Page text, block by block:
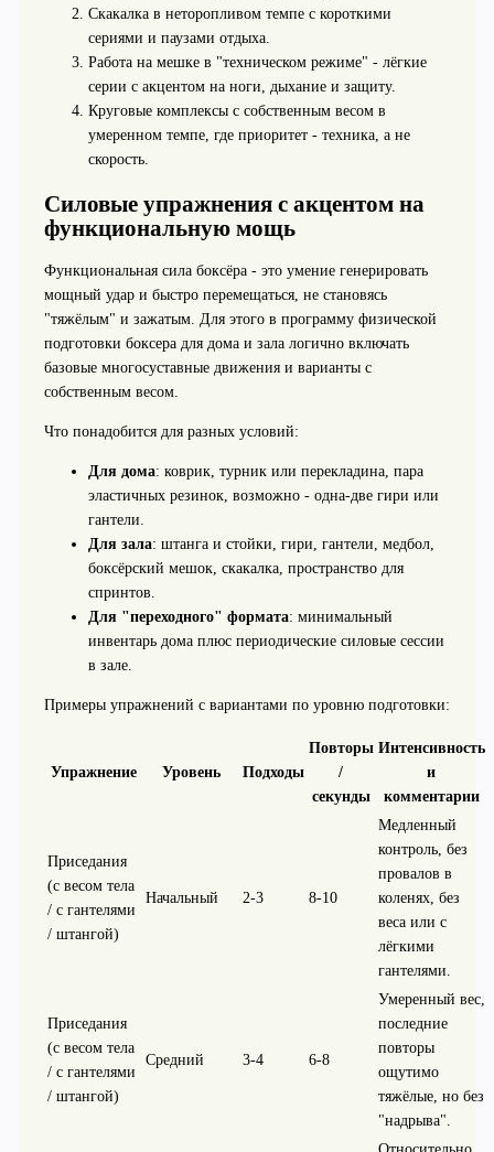
Скакалка в неторопливом темпе с короткими
сериями и паузами отдыха.
Работа на мешке в "техническом режиме" - лёгкие
серии с акцентом на ноги, дыхание и защиту.
Круговые комплексы с собственным весом в
умеренном темпе, где приоритет - техника, а не
скорость.
Силовые упражнения с акцентом на
функциональную мощь
Функциональная сила боксёра - это умение генерировать
мощный удар и быстро перемещаться, не становясь
"тяжёлым" и зажатым. Для этого в программу физической
подготовки боксера для дома и зала логично включать
базовые многосуставные движения и варианты с
собственным весом.
Что понадобится для разных условий:
Для дома: коврик, турник или перекладина, пара
эластичных резинок, возможно - одна-две гири или
гантели.
Для зала: штанга и стойки, гири, гантели, медбол,
боксёрский мешок, скакалка, пространство для
спринтов.
Для "переходного" формата: минимальный
инвентарь дома плюс периодические силовые сессии
в зале.
Примеры упражнений с вариантами по уровню подготовки:
Упражнение Уровень Подходы
Повторы
/
секунды
Интенсивность
и
комментарии
Приседания
(с весом тела
/ с гантелями
/ штангой)
Начальный 2-3 8-10
Медленный
контроль, без
провалов в
коленях, без
веса или с
лёгкими
гантелями.
Приседания
(с весом тела
/ с гантелями
/ штангой)
Средний 3-4 6-8
Умеренный вес,
последние
повторы
ощутимо
тяжёлые, но без
"надрыва".